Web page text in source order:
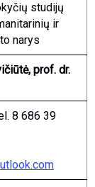
studijų
ir
narys
prof. dr.
8 686 39